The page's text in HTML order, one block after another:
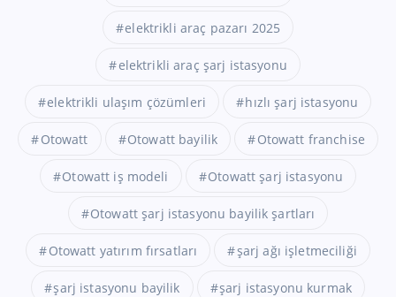
elektrikli araç pazarı 2025
elektrikli araç şarj istasyonu
elektrikli ulaşım çözümleri hızlı şarj istasyonu
Otowatt Otowatt bayilik Otowatt franchise
Otowatt iş modeli Otowatt şarj istasyonu
Otowatt şarj istasyonu bayilik şartları
Otowatt yatırım fırsatları şarj ağı işletmeciliği
şarj istasyonu bayilik şarj istasyonu kurmak